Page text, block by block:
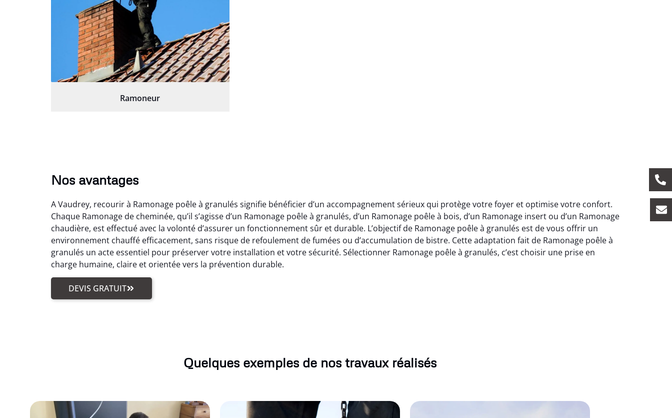
Ramoneur
Nos avantages
A Vaudrey, recourir à Ramonage poêle à granulés signifie bénéficier d’un accompagnement sérieux qui protège votre foyer et optimise votre confort.
Chaque Ramonage de cheminée, qu’il s’agisse d’un Ramonage poêle à granulés, d’un Ramonage poêle à bois, d’un Ramonage insert ou d’un Ramonage
chaudière, est effectué avec la volonté d’assurer un fonctionnement sûr et durable. L’objectif de Ramonage poêle à granulés est de vous offrir un
environnement chauffé efficacement, sans risque de refoulement de fumées ou d’accumulation de bistre. Cette adaptation fait de Ramonage poêle à
granulés un acte essentiel pour préserver votre installation et votre sécurité. Sélectionner Ramonage poêle à granulés, c’est choisir une prise en
charge humaine, claire et orientée vers la prévention durable.
DEVIS GRATUIT
Quelques exemples de nos travaux réalisés